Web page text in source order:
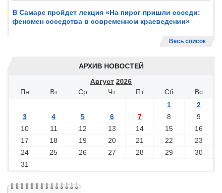
В Самаре пройдет лекция «На пирог пришли соседи:
феномен соседства в современном краеведении»
Весь список
АРХИВ НОВОСТЕЙ
Август 2026
Пн
Вт Ср Чт Пт Сб
Вс
1
2
3
4 5 6 7 8
9
10
11 12 13 14 15
16
17
18 19 20 21 22
23
24
25 26 27 28 29
30
31